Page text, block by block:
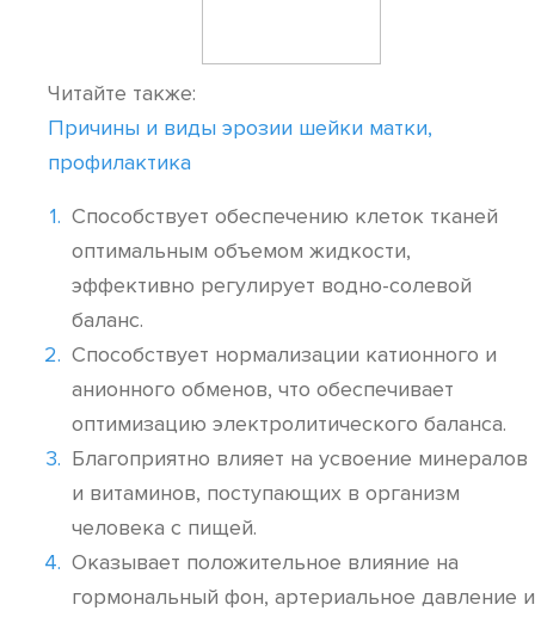
Читайте также:
Причины и виды эрозии шейки матки,
профилактика
Способствует обеспечению клеток тканей
оптимальным объемом жидкости,
эффективно регулирует водно-солевой
баланс.
Способствует нормализации катионного и
анионного обменов, что обеспечивает
оптимизацию электролитического баланса.
Благоприятно влияет на усвоение минералов
и витаминов, поступающих в организм
человека с пищей.
Оказывает положительное влияние на
гормональный фон, артериальное давление и